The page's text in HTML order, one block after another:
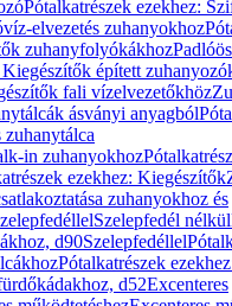
Pótalkatrészek ezekhez:
elvezetés zuhanyokhoz
zuhanyfolyókákhoz
épített
fali vízelvezetőkhöz
ásványi anyagból
in zuhanyokhoz
ezekhez: Kiegészítők
zuhanyokhoz és
Szelepfedél nélkül
d90Szelepfedéllel
Pótalkatrészek
d52Excenteres